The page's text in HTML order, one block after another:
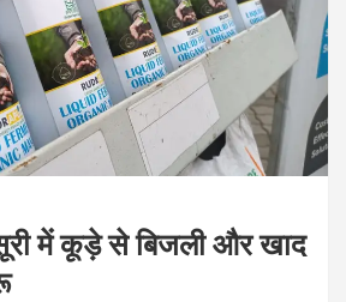
में कूड़े से बिजली और खाद